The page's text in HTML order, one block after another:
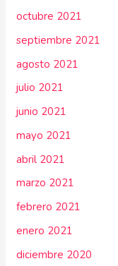
octubre 2021
septiembre 2021
agosto 2021
julio 2021
junio 2021
mayo 2021
abril 2021
marzo 2021
febrero 2021
enero 2021
diciembre 2020